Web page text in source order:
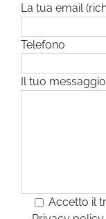
La tua email
Telefono
Il tuo messaggio
Accetto il